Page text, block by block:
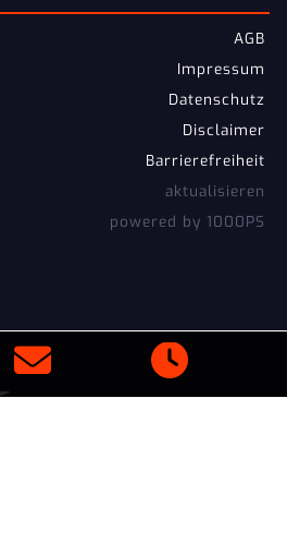
AGB
Impressum
Datenschutz
Disclaimer
Barrierefreiheit
aktualisieren
powered by 1000PS